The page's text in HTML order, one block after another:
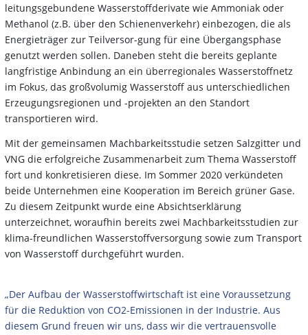
leitungsgebundene Wasserstoffderivate wie Ammoniak oder
Methanol (z.B. über den Schienenverkehr) einbezogen, die als
Energieträger zur Teilversor-gung für eine Übergangsphase
genutzt werden sollen. Daneben steht die bereits geplante
langfristige Anbindung an ein überregionales Wasserstoffnetz
im Fokus, das großvolumig Wasserstoff aus unterschiedlichen
Erzeugungsregionen und -projekten an den Standort
transportieren wird.
Mit der gemeinsamen Machbarkeitsstudie setzen Salzgitter und
VNG die erfolgreiche Zusammenarbeit zum Thema Wasserstoff
fort und konkretisieren diese. Im Sommer 2020 verkündeten
beide Unternehmen eine Kooperation im Bereich grüner Gase.
Zu diesem Zeitpunkt wurde eine Absichtserklärung
unterzeichnet, woraufhin bereits zwei Machbarkeitsstudien zur
klima-freundlichen Wasserstoffversorgung sowie zum Transport
von Wasserstoff durchgeführt wurden.
„Der Aufbau der Wasserstoffwirtschaft ist eine Voraussetzung
für die Reduktion von CO2-Emissionen in der Industrie. Aus
diesem Grund freuen wir uns, dass wir die vertrauensvolle